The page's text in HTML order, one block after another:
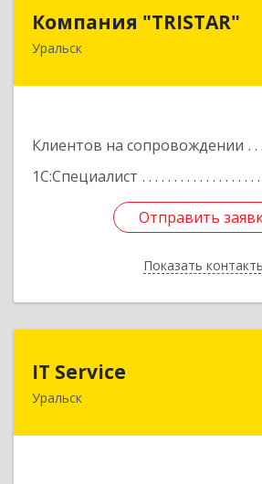
Компания "TRISTAR"
Уральск
Клиентов на сопровождении
1С:Специалист
Отправить
Показать
Казахстан, Уральск,
Отправить
Назад
IT Service
УральскКазахстан , ЗКО , г.Уральск ,